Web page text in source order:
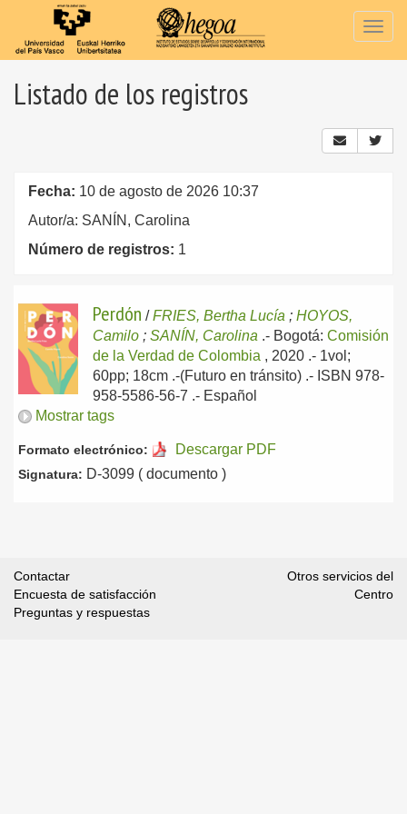
Listado de los registros
Fecha: 10 de agosto de 2026 10:37
Autor/a: SANÍN, Carolina
Número de registros: 1
Perdón /FRIES, Bertha Lucía ; HOYOS,
Camilo ; SANÍN, Carolina .- Bogotá: Comisión
de la Verdad de Colombia , 2020 .- 1vol;
60pp; 18cm .-(Futuro en tránsito) .- ISBN 978-
958-5586-56-7 .- Español
Mostrar tags
Formato electrónico: Descargar PDF
Signatura: D-3099 ( documento )
Contactar
Encuesta de satisfacción
Preguntas y respuestas
Otros servicios del
Centro